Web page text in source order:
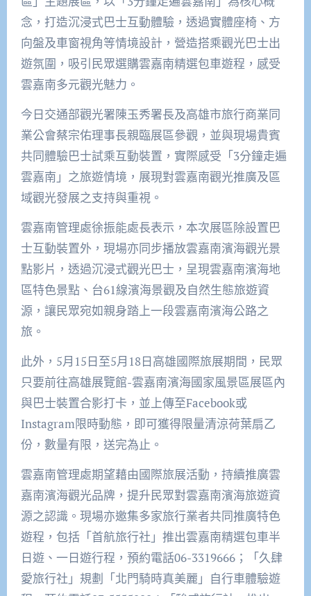
念，打造沉浸式巴士互動體驗，透過實體座椅、方
向盤及車窗視角等情境設計，營造搭乘觀光巴士出
遊氛圍，吸引民眾選購雲嘉南精選包車遊程，感受
雲嘉南多元觀光魅力。
今日交通部觀光署陳玉秀署長及高雄市旅行商業同
業公會蔡宗佑理事長親臨展區參觀，並與現場貴賓
共同體驗巴士試乘互動裝置，實際感受「3分鐘走遍
雲嘉南」之旅遊情境，展現對雲嘉南觀光推廣及區
域觀光發展之支持與重視。
雲嘉南管理處徐振能處長表示，本次展區除設置巴
士互動裝置外，現場亦同步播放雲嘉南濱海觀光景
點影片，透過沉浸式觀光巴士，呈現雲嘉南濱海地
區特色景點、台61線濱海景觀及自然生態旅遊資
源，讓民眾宛如親身踏上一段雲嘉南濱海公路之
旅。
此外，5月15日至5月18日高雄國際旅展期間，民眾
只要前往高雄展覽館-雲嘉南濱海國家風景區展區內
與巴士裝置合影打卡，並上傳至Facebook或
Instagram限時動態，即可獲得限量清涼荷葉扇乙
份，數量有限，送完為止。
雲嘉南管理處期望藉由國際旅展活動，持續推廣雲
嘉南濱海觀光品牌，提升民眾對雲嘉南濱海旅遊資
源之認識。現場亦邀集多家旅行業者共同推廣特色
遊程，包括「首航旅行社」推出雲嘉南精選包車半
日遊、一日遊行程，預約電話06-3319666；「久肆
愛旅行社」規劃「北門騎時真美麗」自行車體驗遊